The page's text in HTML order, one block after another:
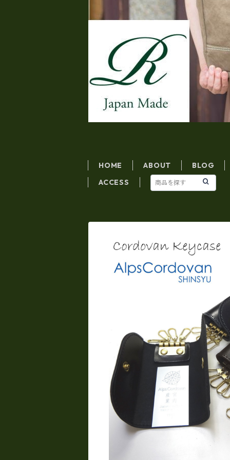
HOME ABOUT
BLOG
ACCESS